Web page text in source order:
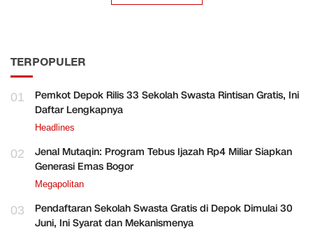
TERPOPULER
01
Pemkot Depok Rilis 33 Sekolah Swasta Rintisan Gratis, Ini
Daftar Lengkapnya
Headlines
02
Jenal Mutaqin: Program Tebus Ijazah Rp4 Miliar Siapkan
Generasi Emas Bogor
Megapolitan
03
Pendaftaran Sekolah Swasta Gratis di Depok Dimulai 30
Juni, Ini Syarat dan Mekanismenya